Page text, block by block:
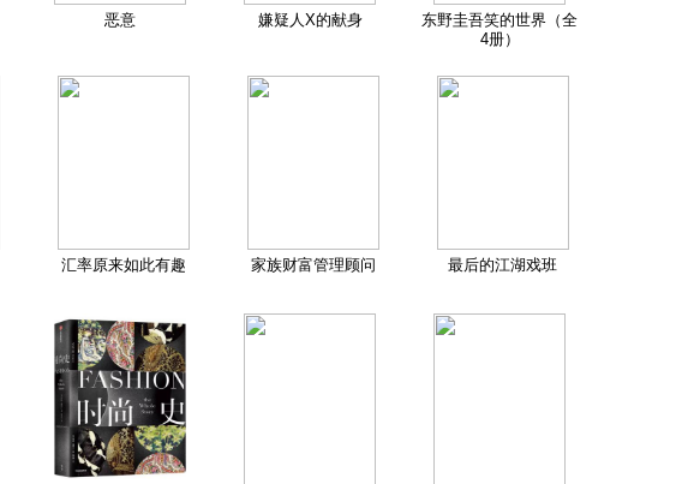
恶意 嫌疑人X的献身
东野圭吾笑的世界（全
4册）
汇率原来如此有趣 家族财富管理顾问 最后的江湖戏班